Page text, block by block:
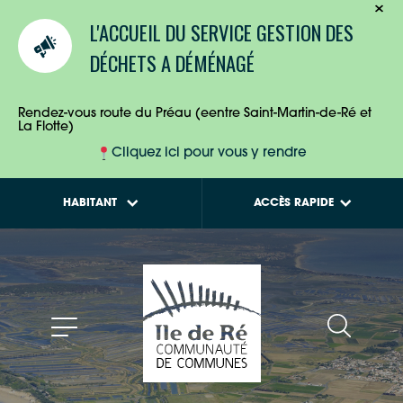
L'ACCUEIL DU SERVICE GESTION DES
DÉCHETS A DÉMÉNAGÉ
Rendez-vous route du Préau (eentre Saint-Martin-de-Ré et
La Flotte)
Cliquez ici pour vous y rendre
HABITANT
ENTREPRISES
collecte des déchets
ACCÈS RAPIDE